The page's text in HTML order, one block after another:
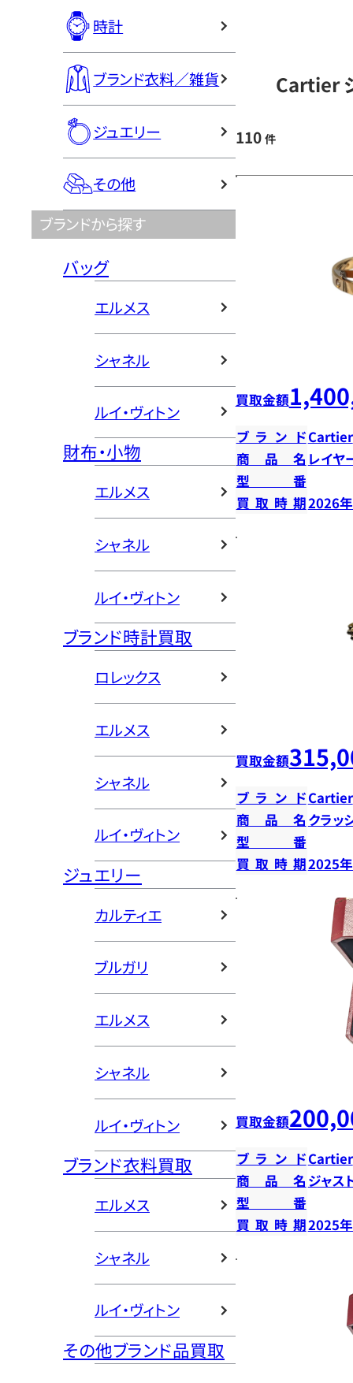
時計
ブランド衣料／雑貨
ジュエリー
その他
ブランドから探す
バッグ
エルメス
シャネル
ルイ・ヴィトン
財布・小物
エルメス
シャネル
ルイ・ヴィトン
ブランド時計買取
ロレックス
エルメス
シャネル
ルイ・ヴィトン
ジュエリー
カルティエ
ブルガリ
エルメス
シャネル
ルイ・ヴィトン
ブランド衣料買取
エルメス
シャネル
ルイ・ヴィトン
その他ブランド品買取
Cartier
110 件
買取金額
ブランドCartier
商品名 レイ
型番
買取時期2026
買取金額
ブランドCartier
商品名 クラッ
型番
買取時期2025
買取金額
ブランドCartier
商品名 ジャス
型番
買取時期2025